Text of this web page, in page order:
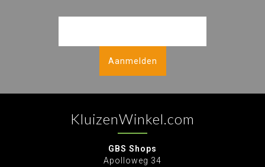
Aanmelden
KluizenWinkel.com
GBS Shops
Apolloweg 34